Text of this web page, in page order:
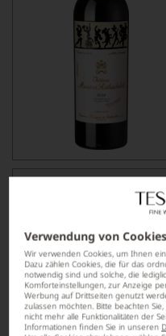
Verwendung von Cookies
Wir verwenden Cookies, um Ihnen
Dazu zählen Cookies, die für das
notwendig sind und solche, die
Komforteinstellungen, zur Anzeige
Werbung auf Drittseiten genutzt
zulassen möchten. Bitte beachten
nicht mehr alle Funktionalitäten der
Informationen finden Sie in unseren
Château Lynch-
PAUILLAC AOP, 5ÈME